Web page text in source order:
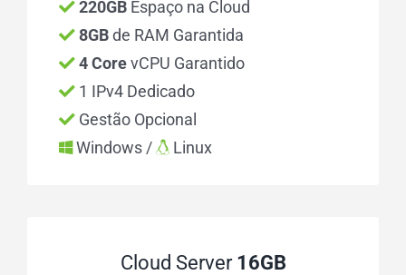
220GB Espaço na Cloud
8GB de RAM Garantida
4 Core vCPU Garantido
1 IPv4 Dedicado
Gestão Opcional
Windows /
Linux
Cloud Server16GB